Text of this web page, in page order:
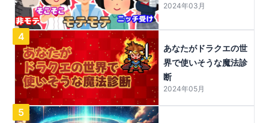
2024年03月
4
あなたがドラクエの世
界で使いそうな魔法診
断
2024年05月
5